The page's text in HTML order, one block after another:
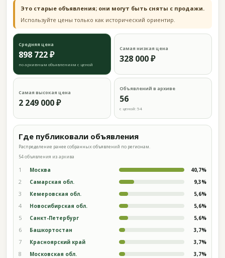
Это старые объявления; они могут быть сняты с продажи.
Используйте цены только как исторический ориентир.
Средняя цена
898 722 ₽
по архивным объявлениям с ценой
Самая низкая цена
328 000 ₽
Самая высокая цена
2 249 000 ₽
Объявлений в архиве
56
с ценой: 54
Где публиковали объявления
Распределение ранее собранных объявлений по регионам.
54 объявления из архива
1 Москва 40,7%
2 Самарская обл. 9,3%
3 Кемеровская обл. 5,6%
4 Новосибирская обл. 5,6%
5 Санкт-Петербург 5,6%
6 Башкортостан 3,7%
7 Красноярский край 3,7%
8 Московская обл. 3,7%